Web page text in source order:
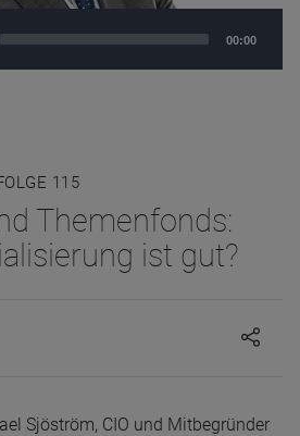
00:00
115
Themenfonds:
ist gut?
Sjöström, CIO und Mitbegründer